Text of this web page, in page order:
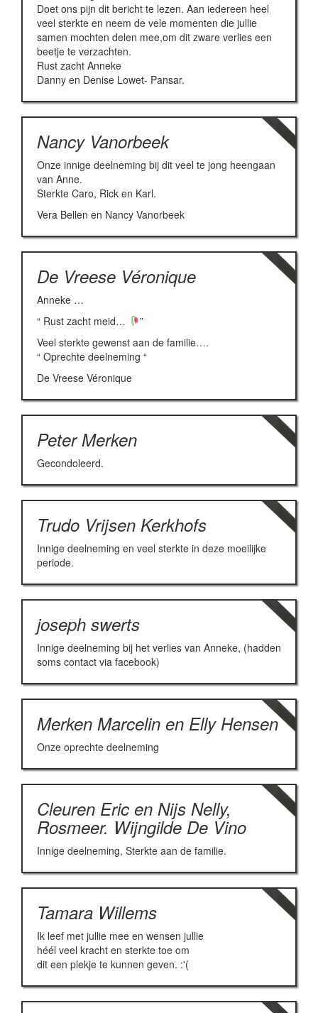
Doet ons pijn dit bericht te lezen. Aan iedereen heel
veel sterkte en neem de vele momenten die jullie
samen mochten delen mee,om dit zware verlies een
beetje te verzachten.
Rust zacht Anneke
Danny en Denise Lowet- Pansar.
Nancy Vanorbeek
Onze innige deelneming bij dit veel te jong heengaan
van Anne.
Sterkte Caro, Rick en Karl.
Vera Bellen en Nancy Vanorbeek
De Vreese Véronique
Anneke …
“ Rust zacht meid…
”
Veel sterkte gewenst aan de familie….
“ Oprechte deelneming “
De Vreese Véronique
Peter Merken
Gecondoleerd.
Trudo Vrijsen Kerkhofs
Innige deelneming en veel sterkte in deze moeilijke
periode.
joseph swerts
Innige deelneming bij het verlies van Anneke, (hadden
soms contact via facebook)
Merken Marcelin en Elly Hensen
Onze oprechte deelneming
Cleuren Eric en Nijs Nelly,
Rosmeer. Wijngilde De Vino
Innige deelneming, Sterkte aan de familie.
Tamara Willems
Ik leef met jullie mee en wensen jullie
héél veel kracht en sterkte toe om
dit een plekje te kunnen geven. :'(